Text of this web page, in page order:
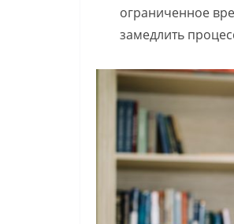
ограниченное
замедлить